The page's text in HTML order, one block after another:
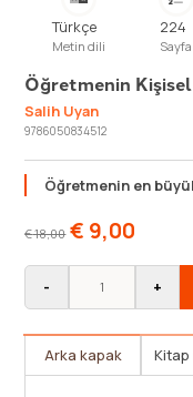
Türkçe
Metin dili
224
Sayfa
Öğretmenin
Salih Uyan
9786050834512
Öğretmenin en
€18,00 € 9,00
- +
Arka kapak Kitap